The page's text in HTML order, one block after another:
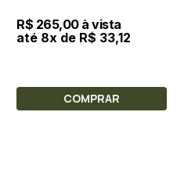
R$ 265,00 à vista
até 8x de R$ 33,12
COMPRAR